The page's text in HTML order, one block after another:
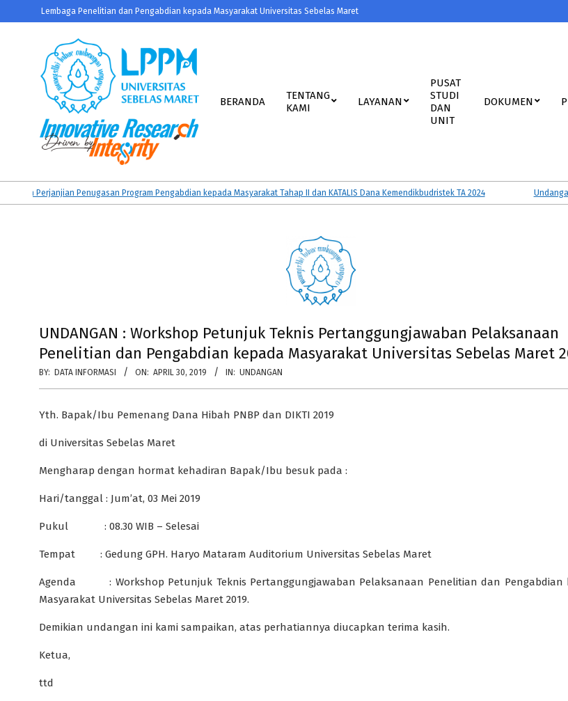
to
Lembaga Penelitian dan Pengabdian kepada Masyarakat Universitas Sebelas Maret
LPPM
UNS
BERANDA
TENTANG
KAMI
LAYANAN
PUSAT
STUDI
DAN
UNIT
DOKUMEN
Perjanjian Penugasan Program Pengabdian kepada Masyarakat Tahap II dan KATALIS Dana Kemendikbudristek TA 2024 Undangan
UNDANGAN : Workshop Petunjuk Teknis Pertanggungjawaban Pelaksanaan
Penelitian dan Pengabdian kepada Masyarakat Universitas Sebelas Maret
BY: DATA INFORMASI ON: APRIL 30, 2019 IN: UNDANGAN
Yth. Bapak/Ibu Pemenang Dana Hibah PNBP dan DIKTI 2019
di Universitas Sebelas Maret
Mengharap dengan hormat kehadiran Bapak/Ibu besuk pada :
Hari/tanggal : Jum’at, 03 Mei 2019
Pukul : 08.30 WIB – Selesai
Tempat : Gedung GPH. Haryo Mataram Auditorium Universitas Sebelas Maret
Agenda : Workshop Petunjuk Teknis Pertanggungjawaban Pelaksanaan Penelitian dan Pengabdian
Masyarakat Universitas Sebelas Maret 2019.
Demikian undangan ini kami sampaikan, atas perhatiannya diucapkan terima kasih.
Ketua,
ttd